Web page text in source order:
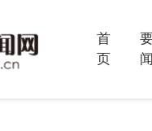
首
页
闻